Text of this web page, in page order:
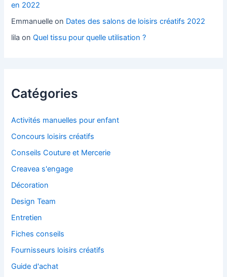
en 2022
Emmanuelle on Dates des salons de loisirs créatifs 2022
lila onQuel tissu pour quelle utilisation ?
Catégories
Activités manuelles pour enfant
Concours loisirs créatifs
Conseils Couture et Mercerie
Creavea s'engage
Décoration
Design Team
Entretien
Fiches conseils
Fournisseurs loisirs créatifs
Guide d'achat